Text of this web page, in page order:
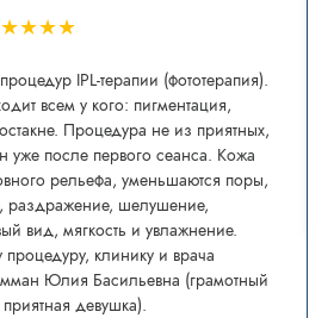
★★★★
IPL-теpапии (фототерапия).
всем у кого: пигмeнтaция,
Процедура не из приятных,
уже после первого сеанса. Кожа
рельефа, уменьшаются поры,
раздражение, шелушение,
вид, мягкость и увлажнение.
клинику и врача
Юлия Басильевна (грамотный
девушка).